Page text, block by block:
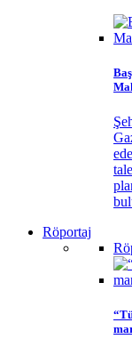
Röportaj